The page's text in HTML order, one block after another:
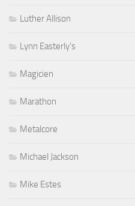
Luther Allison
Lynn Easterly's
Magicien
Marathon
Metalcore
Michael Jackson
Mike Estes